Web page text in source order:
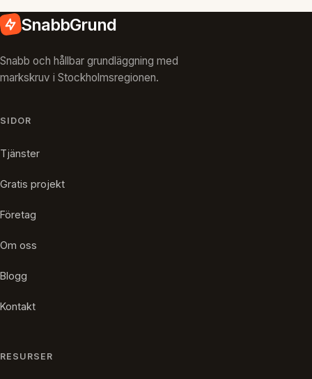
SnabbGrund
Snabb och hållbar grundläggning med
markskruv i Stockholmsregionen.
SIDOR
Tjänster
Gratis projekt
Företag
Om oss
Blogg
Kontakt
RESURSER